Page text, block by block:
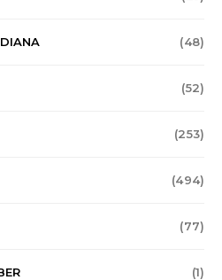
(48)
(52)
(253)
(494)
(77)
(1)